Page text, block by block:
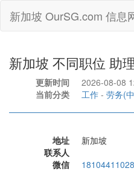
新加坡 OurSG.com 信息
新加坡 不同职位 助
更新时间
2026-08-08
当前分类
工作 - 劳务(
地址
新加坡
联系人
微信
18104411028